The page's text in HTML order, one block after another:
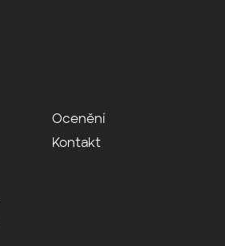
Ocenění
Kontakt